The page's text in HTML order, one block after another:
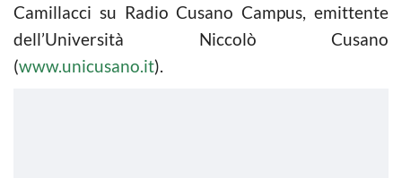
Camillacci su Radio Cusano Campus, emittente
dell’Università Niccolò Cusano
(www.unicusano.it).